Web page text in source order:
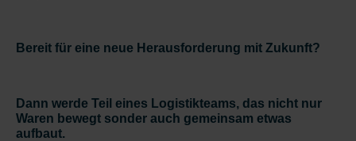
Bereit für eine neue Herausforderung mit Zukunft?
Dann werde Teil eines Logistikteams, das nicht nur
Waren bewegt sonder auch gemeinsam etwas
aufbaut.